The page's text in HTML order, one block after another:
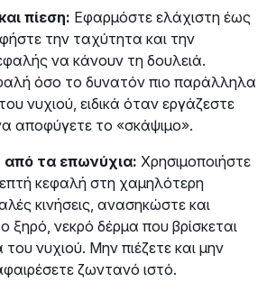
πίεση: Εφαρμόστε ελάχιστη έως
την ταχύτητα και την
να κάνουν τη δουλειά.
όσο το δυνατόν πιο παράλληλα
νυχιού, ειδικά όταν εργάζεστε
αποφύγετε το «σκάψιμο».
από τα επωνύχια: Χρησιμοποιήστε
κεφαλή στη χαμηλότερη
κινήσεις, ανασηκώστε και
ξηρό, νεκρό δέρμα που βρίσκεται
νυχιού. Μην πιέζετε και μην
ζωντανό ιστό.